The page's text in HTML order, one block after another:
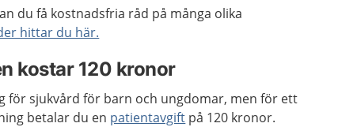
du få kostnadsfria råd på många olika
hittar du här.
kostar 120 kronor
för sjukvård för barn och ungdomar, men för ett
betalar du en patientavgift på 120 kronor.